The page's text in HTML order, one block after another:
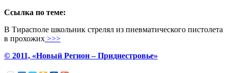
Ссылка по теме:
В Тирасполе школьник стрелял из пневматического пистолета
в прохожих >>>
© 2011, «Новый Регион – Приднестровье»